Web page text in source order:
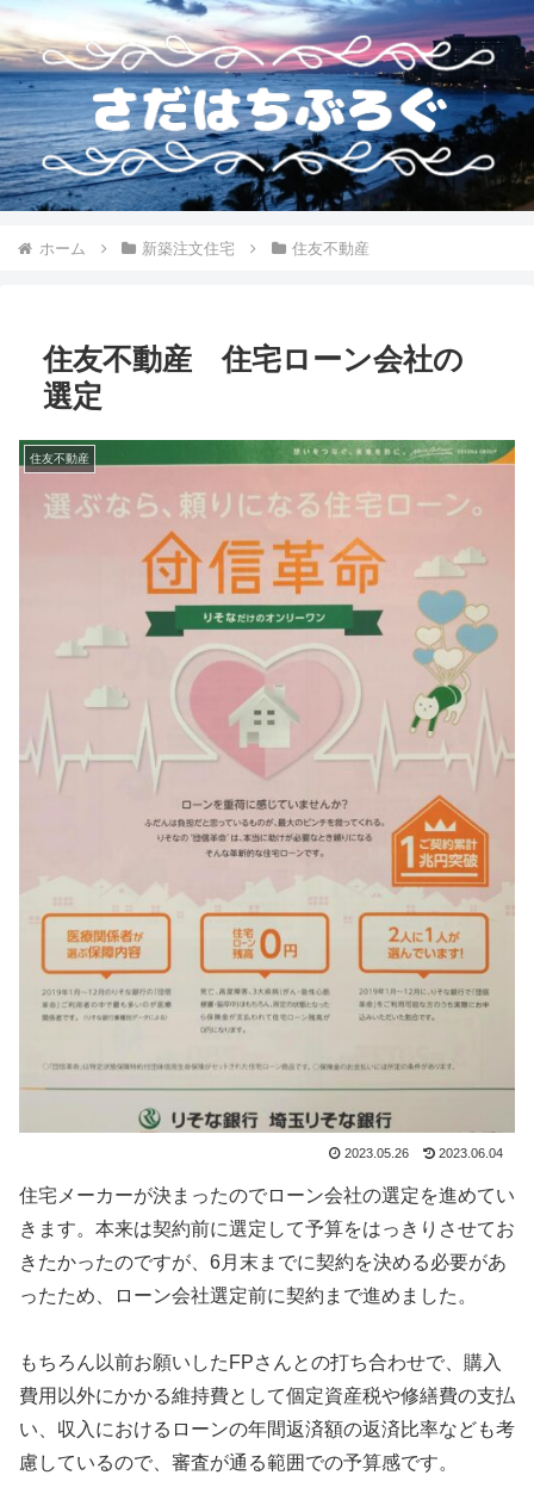
ホーム 新築注文住宅 住友不動産
住友不動産 住宅ローン会社の
選定
住友不動産
2023.05.26 2023.06.04
住宅メーカーが決まったのでローン会社の選定を進めてい
きます。本来は契約前に選定して予算をはっきりさせてお
きたかったのですが、6月末までに契約を決める必要があ
ったため、ローン会社選定前に契約まで進めました。
もちろん以前お願いしたFPさんとの打ち合わせで、購入
費用以外にかかる維持費として個定資産税や修繕費の支払
い、収入におけるローンの年間返済額の返済比率なども考
慮しているので、審査が通る範囲での予算感です。